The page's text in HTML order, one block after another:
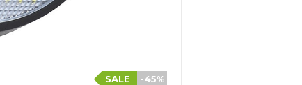
-45%
SALE